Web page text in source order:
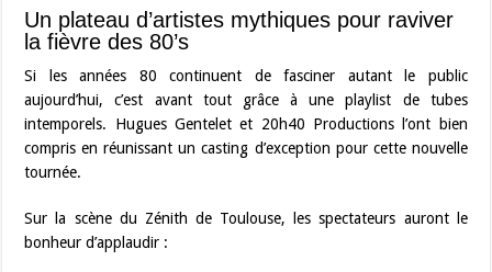
Un plateau d’artistes mythiques pour raviver
la fièvre des 80’s
Si les années 80 continuent de fasciner autant le public
aujourd’hui, c’est avant tout grâce à une playlist de tubes
intemporels. Hugues Gentelet et 20h40 Productions l’ont bien
compris en réunissant un casting d’exception pour cette nouvelle
tournée.
Sur la scène du Zénith de Toulouse, les spectateurs auront le
bonheur d’applaudir :